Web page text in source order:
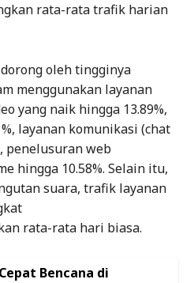
rata-rata trafik harian
oleh tingginya
menggunakan layanan
yang naik hingga 13.89%,
layanan komunikasi (chat
penelusuran web
hingga 10.58%. Selain itu,
suara, trafik layanan
rata-rata hari biasa.
Bencana di